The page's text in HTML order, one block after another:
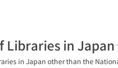
Libraries in Japan
in Japan other than the